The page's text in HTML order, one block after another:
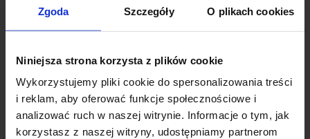
Zgoda Szczegóły O plikach cookies
Niniejsza strona korzysta z plików cookie
Wykorzystujemy pliki cookie do spersonalizowania treści
i reklam, aby oferować funkcje społecznościowe i
analizować ruch w naszej witrynie. Informacje o tym, jak
korzystasz z naszej witryny, udostępniamy partnerom
NIP: 7272736397
+48 42 687 00 44
uczelnia@wskinfo.pl